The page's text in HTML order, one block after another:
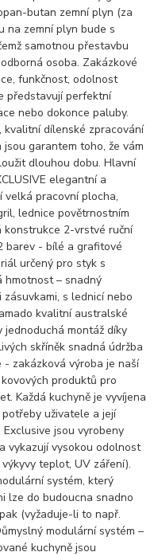
butan zemní plyn (za
na zemní plyn bude s
samotnou přestavbu
osoba. Zakázkové
funkčnost, odolnost
představují perfektní
nebo dokonce paluby.
kvalitní dílenské zpracování
garantem toho, že vám
dlouhou dobu. Hlavní
elegantní a
pracovní plocha,
lednice povětrnostním
konstrukce 2-vrstvé ruční
barev - bílé a grafitové
určený pro styk s
hmotnost – snadný
s lednicí nebo
kvalitní australské
montáž díky
skříněk snadná údržba
- zakázková výroba je naší
produktů pro
Každá kuchyně je vyvíjena
uživatele a její
jsou vyrobeny
vykazují vysokou odolnost
teplot, UV záření).
systém, který
lze do budoucna snadno
(vyžaduje-li to např.
modulární systém –
kuchyně jsou